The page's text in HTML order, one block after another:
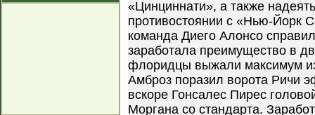
«Цинциннати», а также
противостоянии с «Нью-Йорк
команда Диего Алонсо
заработала преимущество в
флоридцы выжали максимум
Амброз поразил ворота Ричи
вскоре Гонсалес Пирес
Моргана со стандарта.